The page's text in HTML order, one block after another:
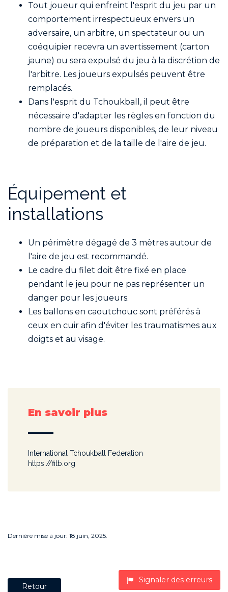
Tout joueur qui enfreint l'esprit du jeu par un
comportement irrespectueux envers un
adversaire, un arbitre, un spectateur ou un
coéquipier recevra un avertissement (carton
jaune) ou sera expulsé du jeu à la discrétion de
l'arbitre. Les joueurs expulsés peuvent être
remplacés.
Dans l'esprit du Tchoukball, il peut être
nécessaire d'adapter les règles en fonction du
nombre de joueurs disponibles, de leur niveau
de préparation et de la taille de l'aire de jeu.
Équipement et
installations
Un périmètre dégagé de 3 mètres autour de
l'aire de jeu est recommandé.
Le cadre du filet doit être fixé en place
pendant le jeu pour ne pas représenter un
danger pour les joueurs.
Les ballons en caoutchouc sont préférés à
ceux en cuir afin d'éviter les traumatismes aux
doigts et au visage.
En savoir plus
International Tchoukball Federation
https://fitb.org
Dernière mise à jour: 18 juin, 2025.
Retour
Signaler des erreurs